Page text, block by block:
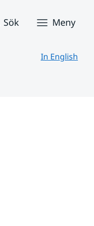
Sök Meny
In English